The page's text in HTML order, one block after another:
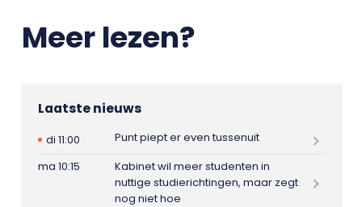
Meer lezen?
Laatste nieuws
di 11:00
Punt piept er even tussenuit
ma 10:15
Kabinet wil meer studenten in
nuttige studierichtingen, maar zegt
nog niet hoe